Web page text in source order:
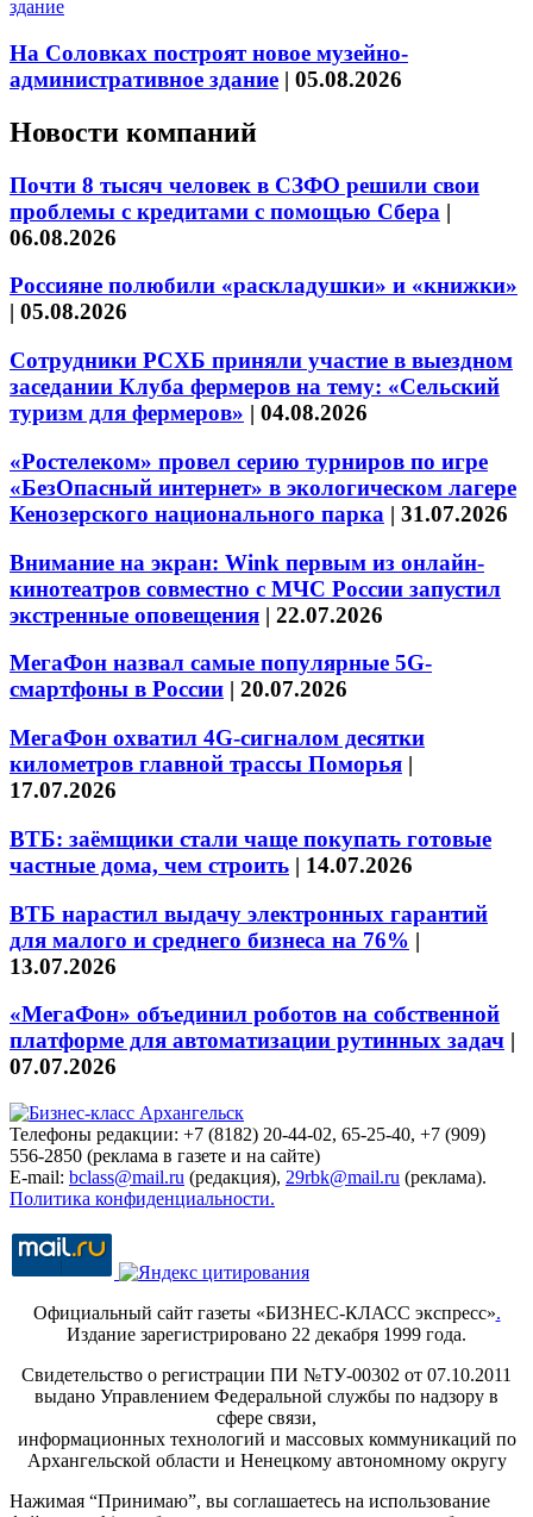
На Соловках построят новое музейно-
административное здание | 05.08.2026
Новости компаний
Почти 8 тысяч человек в СЗФО решили свои
проблемы с кредитами с помощью Сбера |
06.08.2026
Россияне полюбили «раскладушки» и «книжки»
| 05.08.2026
Сотрудники РСХБ приняли участие в выездном
заседании Клуба фермеров на тему: «Сельский
туризм для фермеров» | 04.08.2026
«Ростелеком» провел серию турниров по игре
«БезОпасный интернет» в экологическом лагере
Кенозерского национального парка | 31.07.2026
Внимание на экран: Wink первым из онлайн-
кинотеатров совместно с МЧС России запустил
экстренные оповещения | 22.07.2026
МегаФон назвал самые популярные 5G-
смартфоны в России | 20.07.2026
МегаФон охватил 4G-сигналом десятки
километров главной трассы Поморья |
17.07.2026
ВТБ: заёмщики стали чаще покупать готовые
частные дома, чем строить | 14.07.2026
ВТБ нарастил выдачу электронных гарантий
для малого и среднего бизнеса на 76% |
13.07.2026
«МегаФон» объединил роботов на собственной
платформе для автоматизации рутинных задач |
07.07.2026
Телефоны редакции: +7 (8182) 20-44-02, 65-25-40, +7 (909)
556-2850 (реклама в газете и на сайте)
E-mail: bclass@mail.ru (редакция), 29rbk@mail.ru (реклама).
Политика конфиденциальности.
Официальный сайт газеты «БИЗНЕС-КЛАСС экспресс».
Издание зарегистрировано 22 декабря 1999 года.
Свидетельство о регистрации ПИ №ТУ-00302 от 07.10.2011
выдано Управлением Федеральной службы по надзору в
сфере связи,
информационных технологий и массовых коммуникаций по
Архангельской области и Ненецкому автономному округу
Нажимая “Принимаю”, вы соглашаетесь на использование